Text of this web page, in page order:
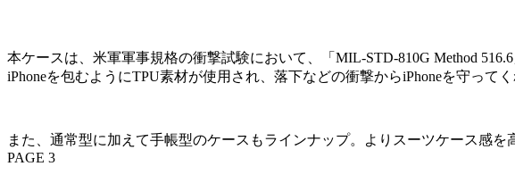
本ケースは、米軍軍事規格の衝撃試験において、「MIL-STD-810G Method
iPhoneを包むようにTPU素材が使用され、落下などの衝撃からiPhoneを守ってく
また、通常型に加えて手帳型のケースもラインナップ。よりスーツケース感を
PAGE 3